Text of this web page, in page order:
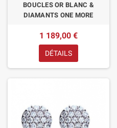
BOUCLES OR BLANC &
DIAMANTS ONE MORE
1 189,00 €
DÉTAILS